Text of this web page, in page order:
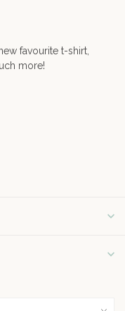
favourite t-shirt,
more!